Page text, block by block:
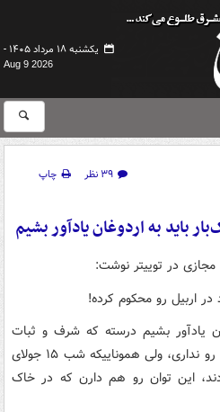
یکشنبه ۱۸ مرداد ۱۴۰۵ -
Aug 9 2026
۳۹ نظر
چاپ
باید به اردوغان یادآور بشیم
در توییتر نوشت:
اربیل رو محکوم کرده!
یادآور بشیم درسته که شرف و ثبات
قدم در تشخیص دوست و دشمن رو نداری، ولی هموناییکه شب ۱۵ جولای
این توان رو هم دارن که در خاک